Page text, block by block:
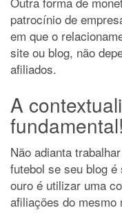
patrocínio de
em que o
site ou blog, não
afiliados.
A
fundamental!
Não adianta
futebol se seu blog
ouro é utilizar uma
afiliações do